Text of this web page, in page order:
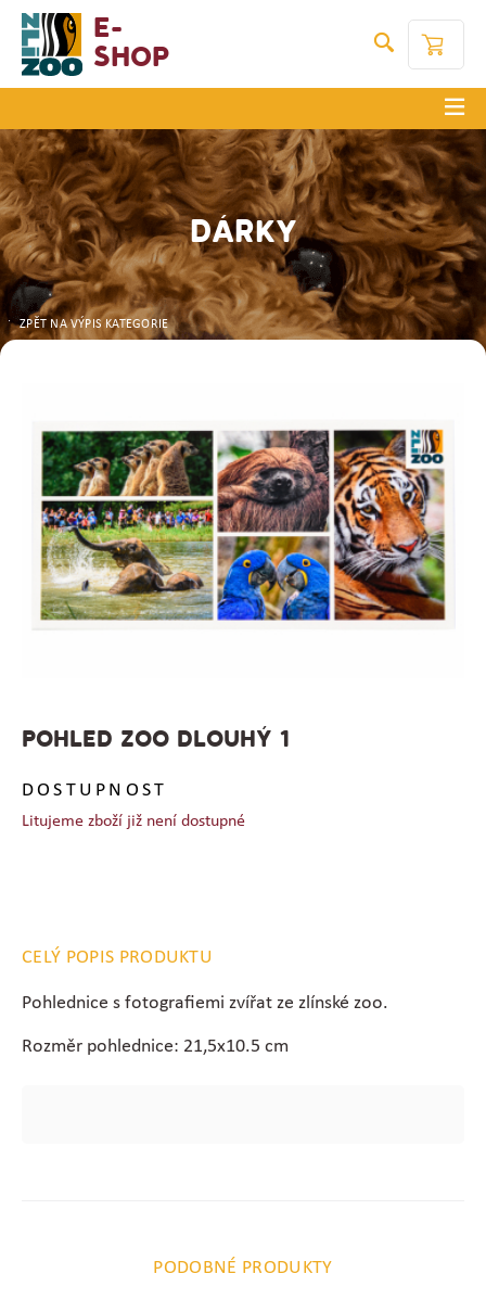
E-
Shop
DÁRKY
ZPĚT NA VÝPIS KATEGORIE
POHLED ZOO DLOUHÝ 1
DOSTUPNOST
Litujeme zboží již není dostupné
CELÝ POPIS PRODUKTU
Pohlednice s fotografiemi zvířat ze zlínské zoo.
Rozměr pohlednice: 21,5x10.5 cm
PODOBNÉ PRODUKTY